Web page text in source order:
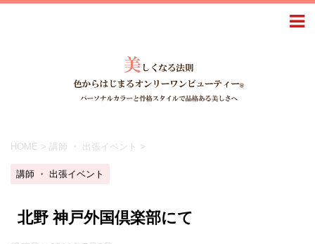
HOME > 講師 ・ 出張イベント >
講師 ・ 出張イベント
北野 神戸外国倶楽部にて